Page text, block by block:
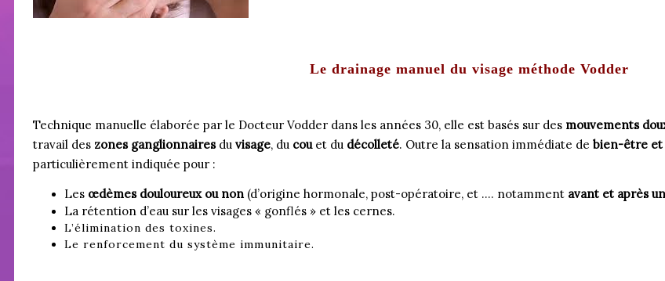
Le drainage manuel du visage méthode Vodder
Technique manuelle élaborée par le Docteur Vodder dans les années 30, elle est basés sur des mouvements
travail des zones ganglionnaires du visage, du cou et du décolleté. Outre la sensation immédiate de bien-être et
particulièrement indiquée pour :
Les œdèmes douloureux ou non (d’origine hormonale, post-opératoire, et …. notamment avant et après
La rétention d’eau sur les visages « gonflés » et les cernes.
L’élimination des toxines.
Le renforcement du système immunitaire.